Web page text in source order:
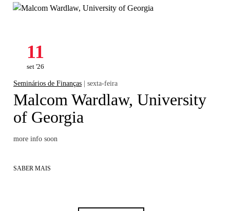
11
set '26
Seminários de Finanças | sexta-feira
Malcom Wardlaw, University
of Georgia
more info soon
SABER MAIS